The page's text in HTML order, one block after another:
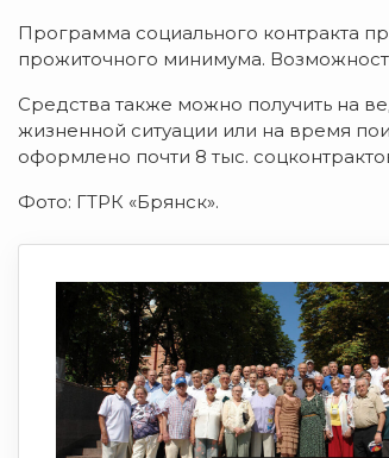
Программа социального контракта
прожиточного минимума.
Средства также можно получить на
жизненной ситуации или на время
оформлено почти 8 тыс.
Фото: ГТРК «Брянск».